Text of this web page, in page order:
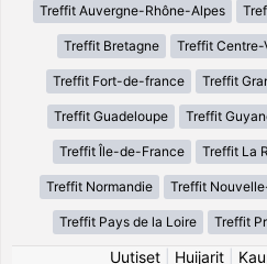
Treffit Auvergne-Rhône-Alpes
Treffit Bretagne Treffit Centre-
Treffit Fort-de-france Treffit
Treffit Guadeloupe Treffit
Treffit Île-de-France Treffit La
Treffit Normandie Treffit
Treffit Pays de la Loire Treffit
Uutiset Huijarit